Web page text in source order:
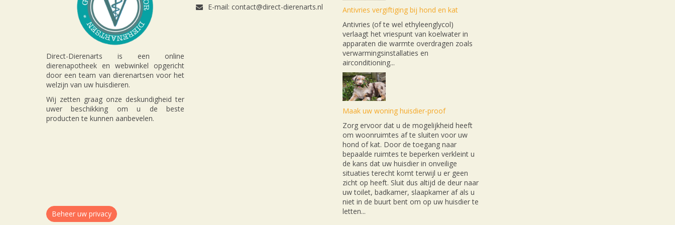
Direct-Dierenarts is een online
dierenapotheek en webwinkel opgericht
door een team van dierenartsen voor het
welzijn van uw huisdieren.
Wij zetten graag onze deskundigheid ter
uwer beschikking om u de beste
producten te kunnen aanbevelen.
E-mail: contact@direct-dierenarts.nl
Antivries vergiftiging bij hond en kat
Antivries (of te wel ethyleenglycol)
verlaagt het vriespunt van koelwater in
apparaten die warmte overdragen zoals
verwarmingsinstallaties en
airconditioning...
Maak uw woning huisdier-proof
Zorg ervoor dat u de mogelijkheid heeft
om woonruimtes af te sluiten voor uw
hond of kat. Door de toegang naar
bepaalde ruimtes te beperken verkleint u
de kans dat uw huisdier in onveilige
situaties terecht komt terwijl u er geen
zicht op heeft. Sluit dus altijd de deur naar
uw toilet, badkamer, slaapkamer af als u
niet in de buurt bent om op uw huisdier te
letten...
Beheer uw privacy